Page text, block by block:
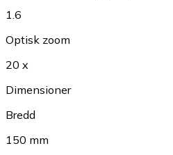
1.6
Optisk zoom
20 x
Dimensioner
Bredd
150 mm